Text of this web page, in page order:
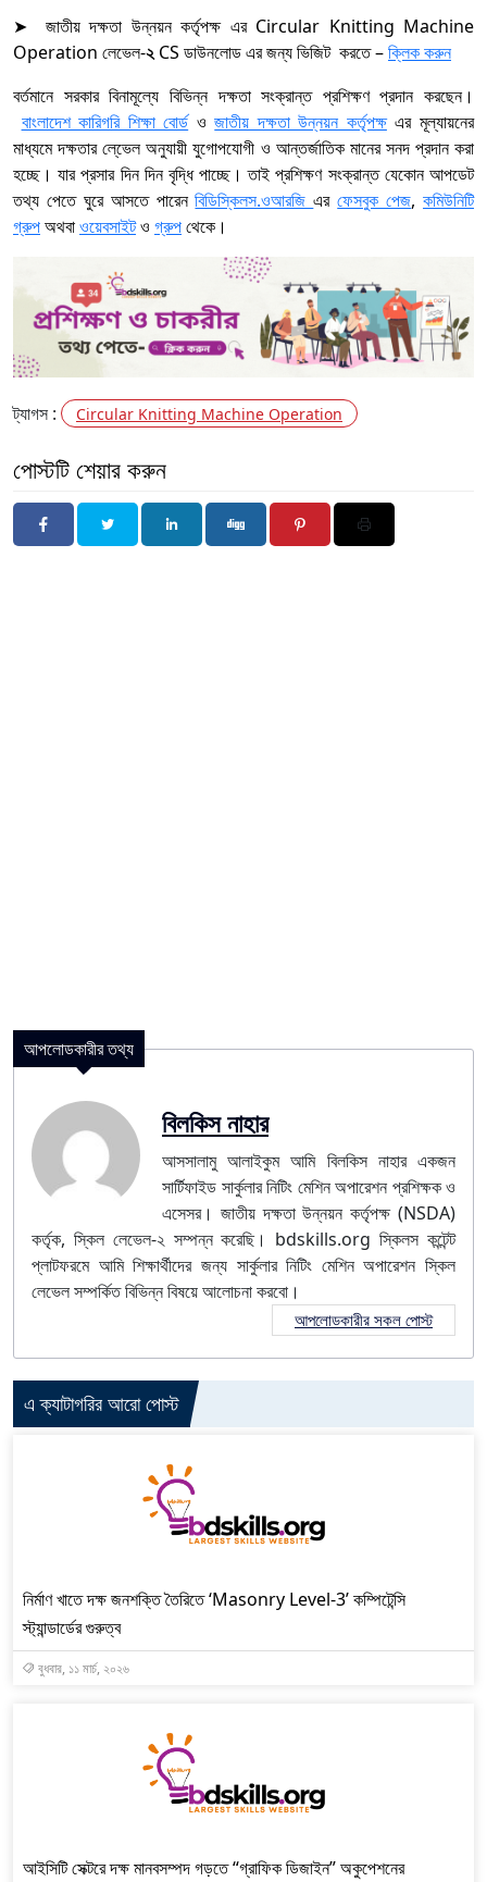
➤ জাতীয় দক্ষতা উন্নয়ন কর্তৃপক্ষ এর Circular Knitting Machine
Operation লেভেল-২CS ডাউনলোড এর জন্য ভিজিট করতে –ক্লিক করুন
বর্তমানে সরকার বিনামূল্যে বিভিন্ন দক্ষতা সংক্রান্ত প্রশিক্ষণ প্রদান করছেন।
বাংলাদেশ কারিগরি শিক্ষা বোর্ডওজাতীয় দক্ষতা উন্নয়ন কর্তৃপক্ষএর মূল্যায়নের
মাধ্যমে দক্ষতার লে্ভেল অনুযায়ী যুগোপযোগী ও আন্তর্জাতিক মানের সনদ প্রদান করা
হচ্ছে। যার প্রসার দিন দিন বৃদ্ধি পাচ্ছে। তাই প্রশিক্ষণ সংক্রান্ত যেকোন আপডেট
তথ্য পেতে ঘুরে আসতে পারেনবিডিস্কিলস.ওআরজিএরফেসবুক পেজ,কমিউনিটি
গ্রুপঅথবাওয়েবসাইটও গ্রুপথেকে।
ট্যাগস : Circular Knitting Machine Operation
পোস্টটি শেয়ার করুন
আপলোডকারীর তথ্য
বিলকিস নাহার
আসসালামু আলাইকুম আমি বিলকিস নাহার একজন
সার্টিফাইড সার্কুলার নিটিং মেশিন অপারেশন প্রশিক্ষক ও
এসেসর। জাতীয় দক্ষতা উন্নয়ন কর্তৃপক্ষ (NSDA)
কর্তৃক, স্কিল লেভেল-২ সম্পন্ন করেছি। bdskills.org স্কিলস কন্টেন্ট
প্লাটফরমে আমি শিক্ষার্থীদের জন্য সার্কুলার নিটিং মেশিন অপারেশন স্কিল
লেভেল সম্পর্কিত বিভিন্ন বিষয়ে আলোচনা করবো।
আপলোডকারীর সকল পোস্ট
এ ক্যাটাগরির আরো পোস্ট
নির্মাণ খাতে দক্ষ জনশক্তি তৈরিতে ‘Masonry Level-3’ কম্পিটেন্সি
স্ট্যান্ডার্ডের গুরুত্ব
বুধবার, ১১ মার্চ, ২০২৬
আইসিটি সেক্টরে দক্ষ মানবসম্পদ গড়তে “গ্রাফিক ডিজাইন” অকুপেশনের